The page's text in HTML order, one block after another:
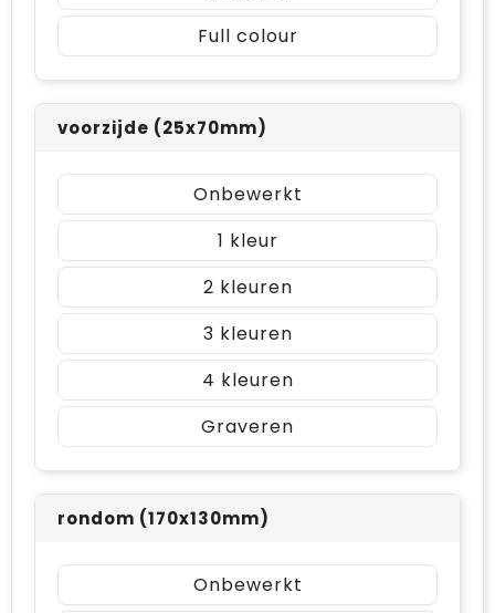
Full colour
voorzijde (25x70mm)
Onbewerkt
1
2
3
4
Graveren
rondom (170x130mm)
Onbewerkt